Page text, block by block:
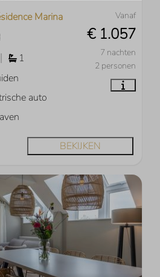
Vanaf
€ 1.057
7 nachten
2 personen
Marina
1
auto
BEKIJKEN